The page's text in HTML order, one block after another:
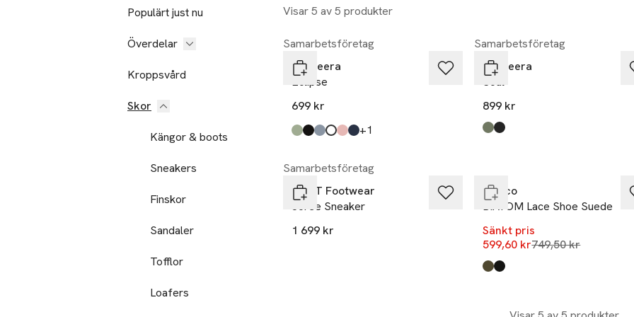
Populärt just nu
Överdelar
Kroppsvård
Skor
Kängor & boots
Sneakers
Finskor
Sandaler
Tofflor
Loafers
Visar 5 av 5 produkter
Samarbetsföretag
Bagheera
Eclipse
699 kr
Produkten finns i färgerna:
olive/white,
black/white,
dove blue/mint,
white/light grey ,
soft pink/white,
navy/white, +1
Samarbetsföretag
Bagheera
Soul
899 kr
Produkten finns i färgerna:
green/black
black/white
Samarbetsföretag
GANT Footwear
Joree Sneaker
1 699 kr
Bianco
BIATOM Lace Shoe Suede
Sänkt pris
599,60 krLägsta pris 30 dagar
749,50 kr
Produkten finns i färgerna:
Dark Olive
Black